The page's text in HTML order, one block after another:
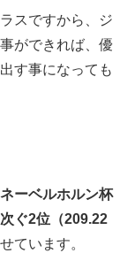
スですから、ジ
ができれば、優
す事になっても
ネーベルホルン杯
ぐ2位（209.22
ています。